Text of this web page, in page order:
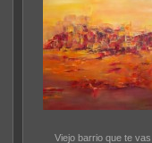
Viejo barrio que te